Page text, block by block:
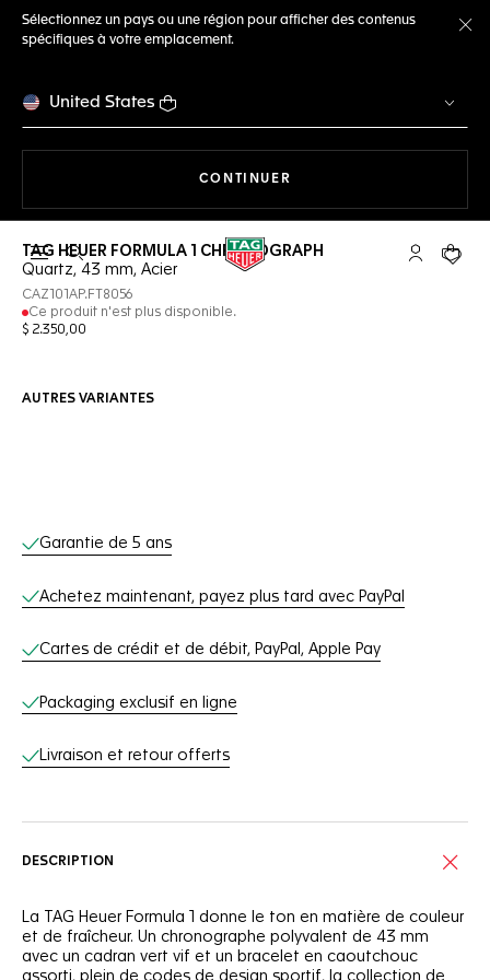
Sélectionnez un pays ou une région pour afficher des contenus
spécifiques à votre emplacement.
United States
CONTINUER
Ouvrir la barre de recherche Compte My
Votre
TAG HEUER FORMULA 1 CHRONOGRAPH
Quartz, 43 mm, Acier
CAZ101AP.FT8056
Ce produit n'est plus disponible.
$ 2.350,00
AUTRES VARIANTES
Services en ligne
Garantie de 5 ans
Achetez maintenant, payez plus tard avec PayPal
Cartes de crédit et de débit, PayPal, Apple Pay
Packaging exclusif en ligne
Livraison et retour offerts
DESCRIPTION
La TAG Heuer Formula 1 donne le ton en matière de couleur
et de fraîcheur. Un chronographe polyvalent de 43 mm
avec un cadran vert vif et un bracelet en caoutchouc
assorti, plein de codes de design sportif, la collection de